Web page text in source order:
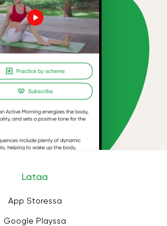
Lataa
App Storessa
Google Playssa